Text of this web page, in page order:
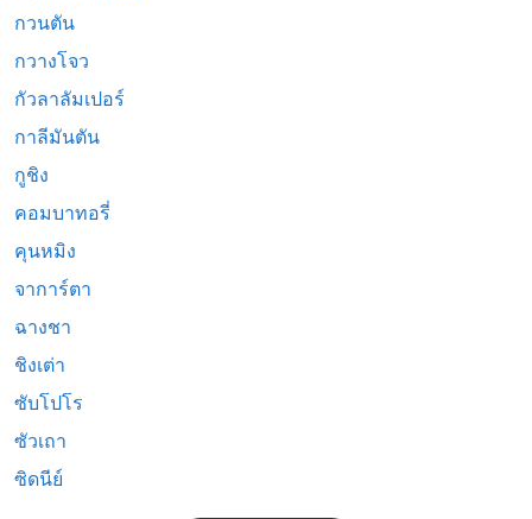
กวนตัน
กวางโจว
กัวลาลัมเปอร์
กาลีมันตัน
กูชิง
คอมบาทอรี่
คุนหมิง
จาการ์ตา
ฉางชา
ชิงเต่า
ซับโปโร
ซัวเถา
ซิดนีย์